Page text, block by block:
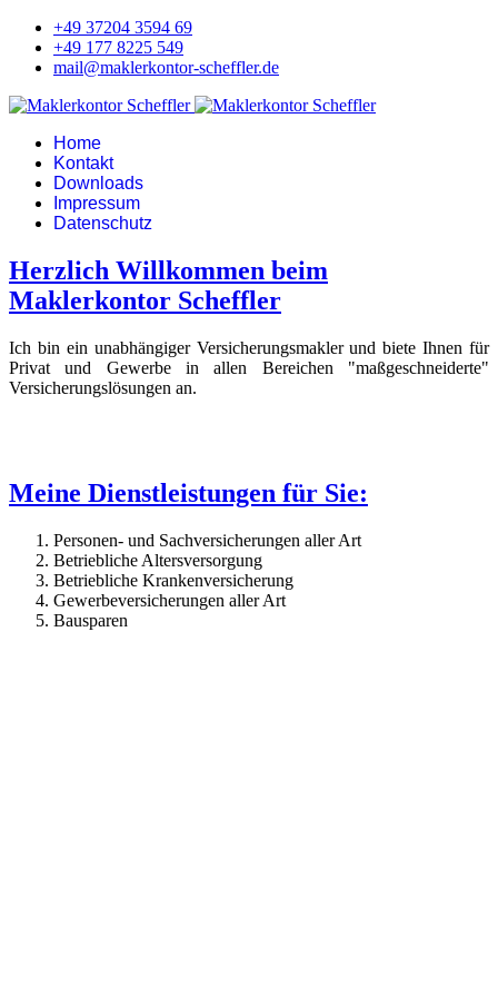
+49 37204 3594 69
+49 177 8225 549
mail@maklerkontor-scheffler.de
Home
Kontakt
Downloads
Impressum
Datenschutz
Herzlich Willkommen beim
Maklerkontor Scheffler
Ich bin ein unabhängiger Versicherungsmakler und biete Ihnen für
Privat und Gewerbe in allen Bereichen "maßgeschneiderte"
Versicherungslösungen an.
Meine Dienstleistungen für Sie:
Personen- und Sachversicherungen aller Art
Betriebliche Altersversorgung
Betriebliche Krankenversicherung
Gewerbeversicherungen aller Art
Bausparen